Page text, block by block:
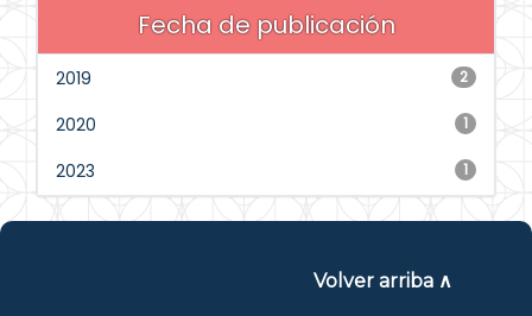
Fecha de publicación
2
2019
1
2020
1
2023
Volver arriba ∧